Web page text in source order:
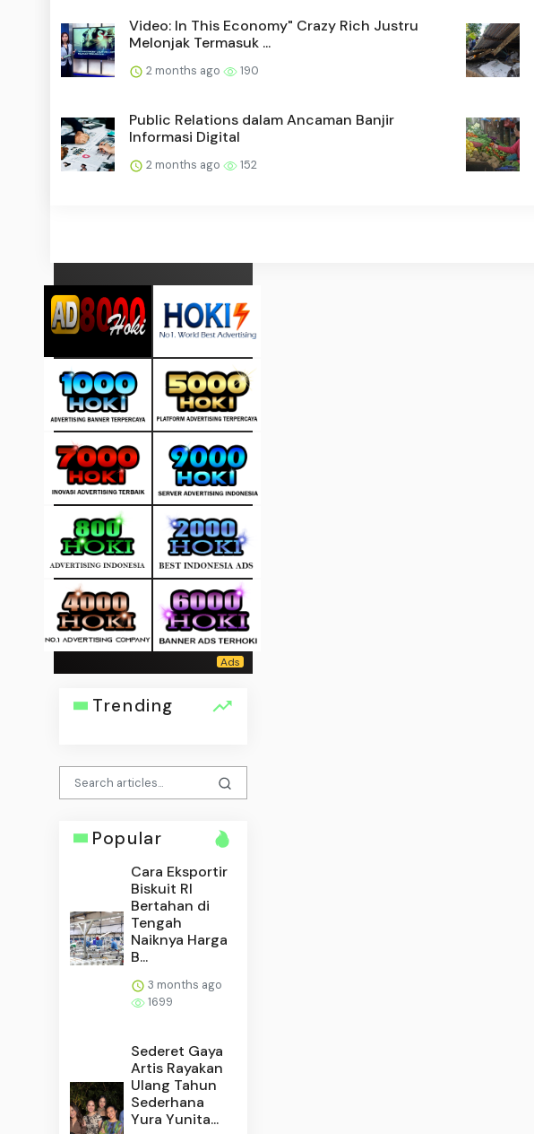
Video: In This Economy" Crazy Rich Justru
Melonjak Termasuk ...
2 months ago 190
Public Relations dalam Ancaman Banjir
Informasi Digital
2 months ago 152
Trending
Popular
Cara Eksportir
Biskuit RI
Bertahan di
Tengah
Naiknya Harga
B...
3 months ago
1699
Sederet Gaya
Artis Rayakan
Ulang Tahun
Sederhana
Yura Yunita...